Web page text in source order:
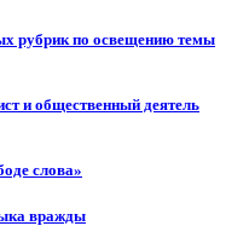
рубрик по освещению темы
и общественный деятель
слова»
вражды